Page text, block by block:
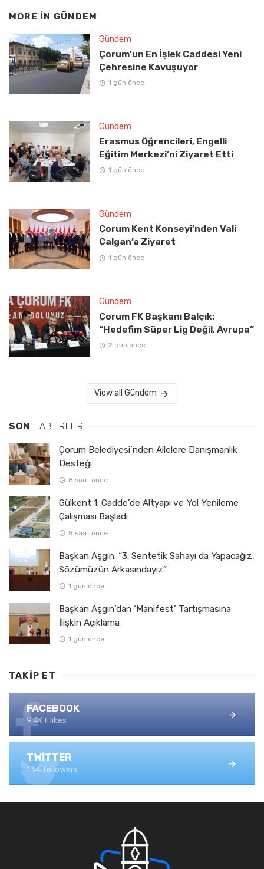
MORE IN GÜNDEM
Gündem
Çorum’un En İşlek Caddesi Yeni
Çehresine Kavuşuyor
1 gün önce
Gündem
Erasmus Öğrencileri, Engelli
Eğitim Merkezi’ni Ziyaret Etti
1 gün önce
Gündem
Çorum Kent Konseyi’nden Vali
Çalgan’a Ziyaret
1 gün önce
Gündem
Çorum FK Başkanı Balçık:
“Hedefim Süper Lig Değil, Avrupa”
2 gün önce
View all Gündem
SON HABERLER
Çorum Belediyesi’nden Ailelere Danışmanlık
Desteği
8 saat önce
Gülkent 1. Cadde’de Altyapı ve Yol Yenileme
Çalışması Başladı
8 saat önce
Başkan Aşgın: “3. Sentetik Sahayı da Yapacağız,
Sözümüzün Arkasındayız”
1 gün önce
Başkan Aşgın’dan ‘Manifest’ Tartışmasına
İlişkin Açıklama
1 gün önce
TAKIP ET
FACEBOOK
9.4K+ likes
TWITTER
134 followers